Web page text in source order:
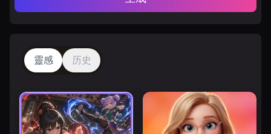
靈感 历史